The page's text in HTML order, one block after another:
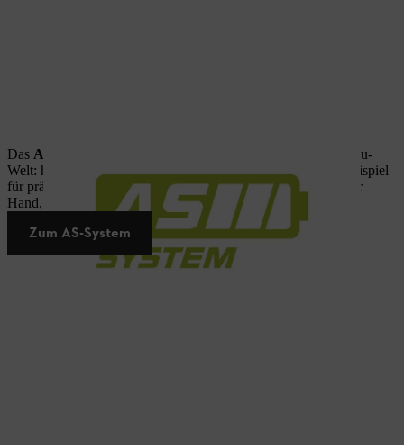
Das AS-System
in die STIHL Akku-
Welt: handliche Geräte für kleinere Gartenaufgaben – zum Beispiel
für präzise Schnitte an Hecken. Flexibel einsetzbar, schnell zur
Hand, sauber im Ergebnis.
Zum AS-System